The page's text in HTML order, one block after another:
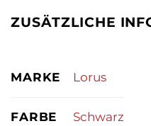
ZUSÄTZLICHE
MARKE Lorus
FARBE Schwarz